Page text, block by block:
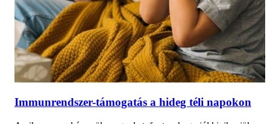
Immunrendszer-támogatás a hideg téli napokon